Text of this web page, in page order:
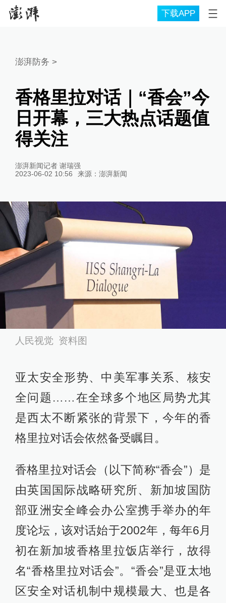
下载APP
澎湃防务 >
香格里拉对话｜“香会”今
日开幕，三大热点话题值
得关注
澎湃新闻记者 谢瑞强
2023-06-02 10:56
来源： 澎湃新闻
人民视觉 资料图
亚太安全形势、中美军事关系、核安
全问题……在全球多个地区局势尤其
是西太不断紧张的背景下，今年的香
格里拉对话会依然备受瞩目。
香格里拉对话会（以下简称“香会”）是
由英国国际战略研究所、新加坡国防
部亚洲安全峰会办公室携手举办的年
度论坛，该对话始于2002年，每年6月
初在新加坡香格里拉饭店举行，故得
名“香格里拉对话会”。“香会”是亚太地
区安全对话机制中规模最大、也是各